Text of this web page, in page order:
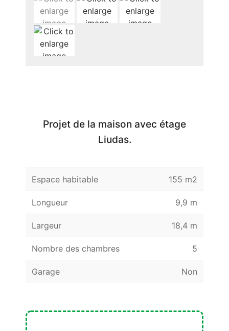
Projet de la maison avec étage
Liudas.
Espace habitable 155 m2
Longueur 9,9 m
Largeur 18,4 m
Nombre des chambres 5
Garage Non